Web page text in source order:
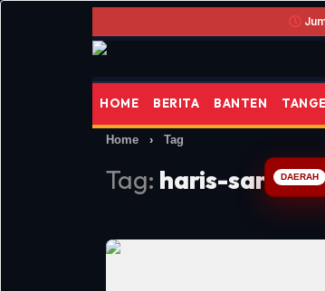
HOME BERITA BANTEN
Home › Tag
Tag: haris-sani DAERAH